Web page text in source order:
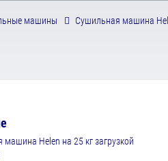
машины Сушильная машина
Helen на 25 кг загрузкой